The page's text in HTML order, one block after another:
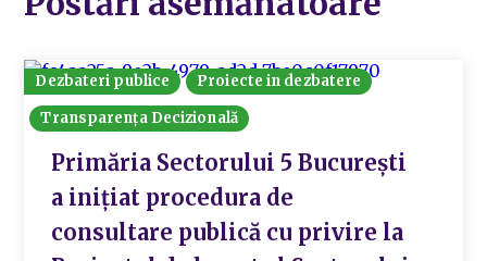
Dezbateri publice
Proiecte in dezbatere
Transparența Decizională
Primăria Sectorului 5 Bucureşti
a inițiat procedura de
consultare publică cu privire la